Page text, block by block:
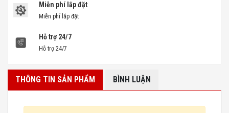
Miễn phí lắp đặt
Miễn phí lắp đặt
Hỗ trợ 24/7
Hỗ trợ 24/7
THÔNG TIN SẢN PHẨM BÌNH LUẬN